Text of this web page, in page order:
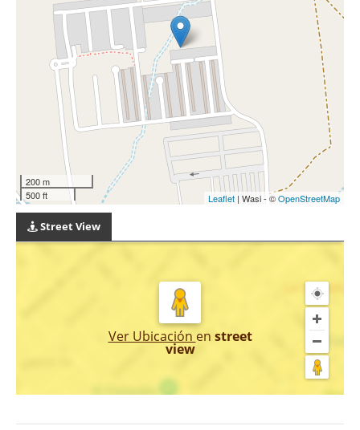
200 m
500 ft
Leaflet | Wasi - ©OpenStreetMap
Street View
Ver Ubicación en street
view